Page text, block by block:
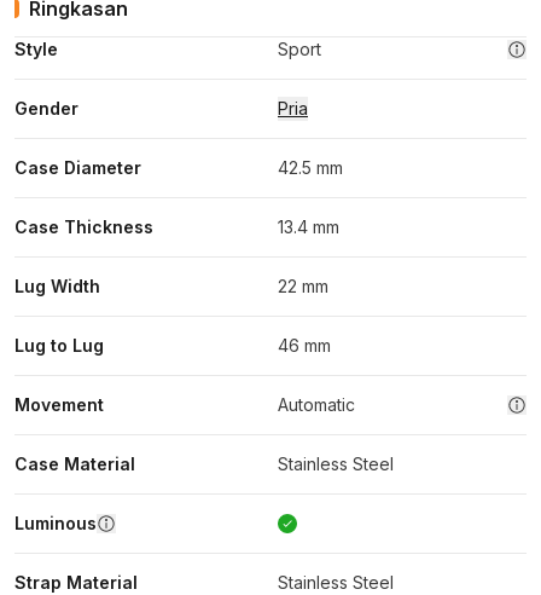
Ringkasan
Style Sport
Gender Pria
Case Diameter 42.5 mm
Case Thickness 13.4 mm
Lug Width 22 mm
Lug to Lug 46 mm
Movement Automatic
Case Material Stainless Steel
Luminous
Strap Material Stainless Steel